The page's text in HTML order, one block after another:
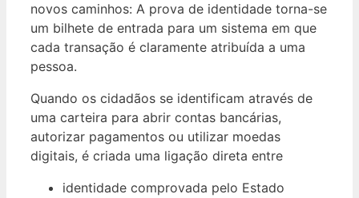
novos caminhos: A prova de identidade torna-se
um bilhete de entrada para um sistema em que
cada transação é claramente atribuída a uma
pessoa.
Quando os cidadãos se identificam através de
uma carteira para abrir contas bancárias,
autorizar pagamentos ou utilizar moedas
digitais, é criada uma ligação direta entre
identidade comprovada pelo Estado